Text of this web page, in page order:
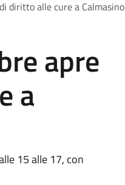
diritto alle cure a Calmasino
apre
a
15 alle 17, con